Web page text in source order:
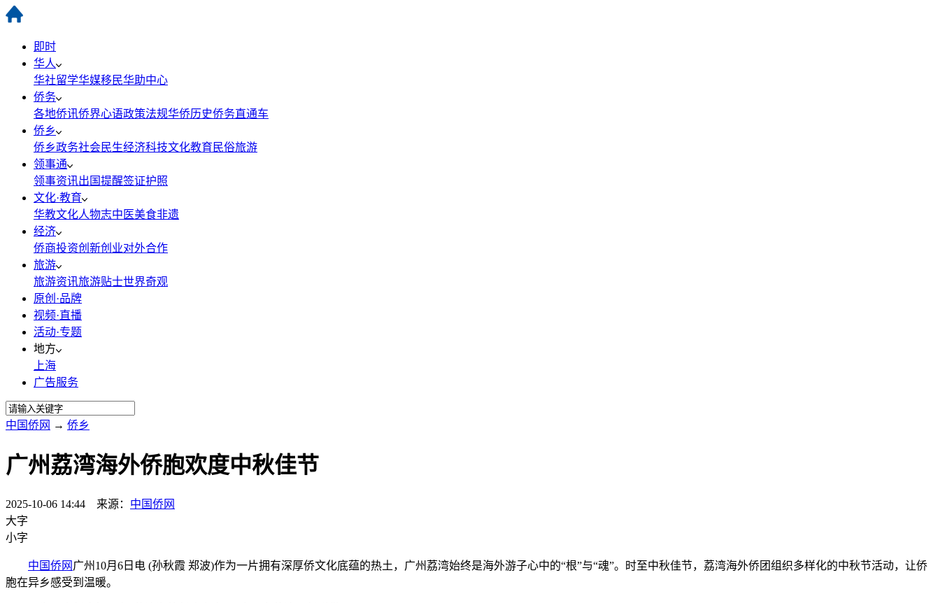
即时
华人
华社留学华媒移民华助中心
侨务
各地侨讯侨界心语政策法规华侨历史侨务直通车
侨乡
侨乡政务社会民生经济科技文化教育 民俗旅游
领事通
领事资讯出国提醒签证护照
文化·教育
华教文化人物志中医美食非遗
经济
侨商投资创新创业对外合作
旅游
旅游资讯旅游贴士世界奇观
原创·品牌
视频·直播
活动·专题
地方
上海
广告服务
中国侨网 → 侨乡
广州荔湾海外侨胞欢度中秋佳节
2025-10-06 14:44 来源： 中国侨网
大字
小字
中国侨网 广州10月6日电 (孙秋霞 郑波)作为一片拥有深厚侨文化底蕴的热土，广州荔湾始终是海外游子心中的“根”与“魂”。时至中秋佳节，荔湾海外侨团组织多样化的中秋节活动，让侨
胞在异乡感受到温暖。